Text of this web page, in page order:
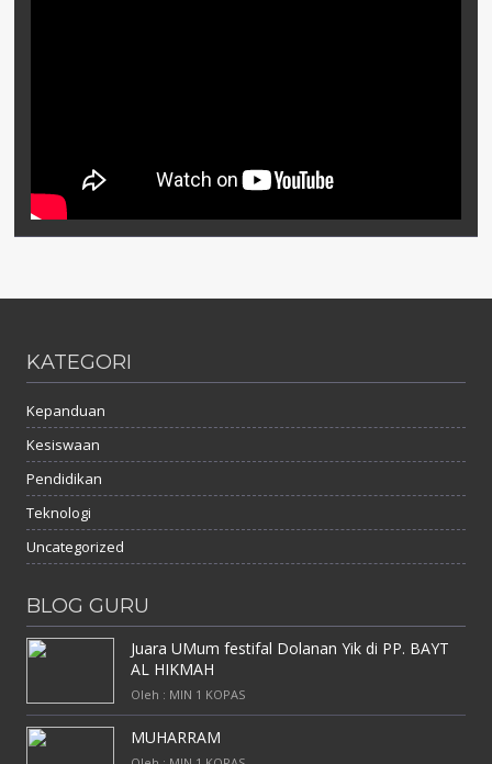
KATEGORI
Kepanduan
Kesiswaan
Pendidikan
Teknologi
Uncategorized
BLOG GURU
Juara UMum festifal Dolanan Yik di PP. BAYT
AL HIKMAH
Oleh : MIN 1 KOPAS
MUHARRAM